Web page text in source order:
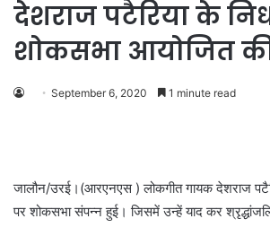
देशराज पटैरिया के
शोकसभा आयोजित
September 6, 2020 1 minute read
जालौन/उरई।(आरएनएस ) लोकगीत गायक देशराज
पर शोकसभा संपन्न हुई। जिसमें उन्हें याद कर